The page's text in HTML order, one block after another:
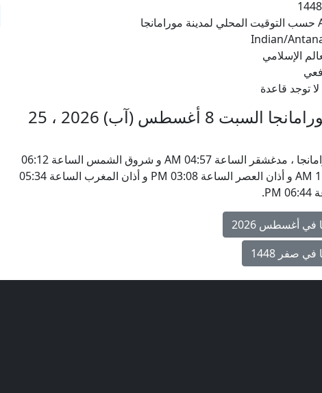
حسب التوقيت المحلي لمدينة مورامانجا
الإسلامي
توجد قاعدة
مواقيت الأذان في مورامانجا السبت 8 أغسطس (آب) 2026 ، 25
يحين موعد أذان الفجر في مورامانجا ، مدغشقر الساعة 04:57 AM و شروق الشمس الساعة 06:12
AM و أذان الظهر الساعة 11:53 AM و أذان العصر الساعة 03:08 PM و أذان المغرب الساعة 05:34
أغسطس 2026
صفر 1448